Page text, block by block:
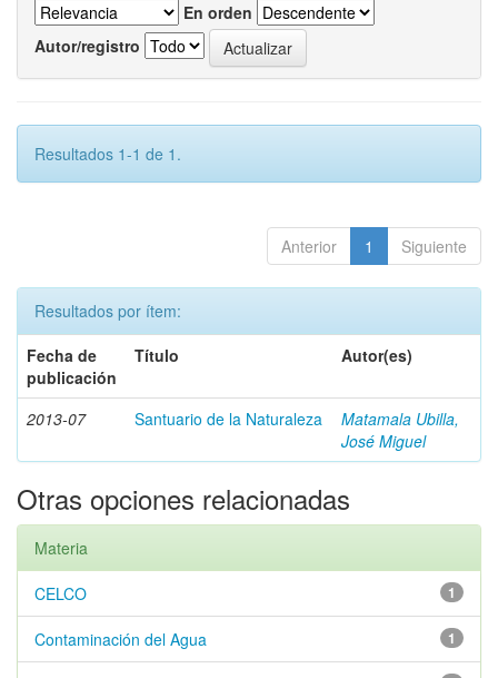
En orden
Autor/registro
Resultados 1-1 de 1.
Anterior 1 Siguiente
Resultados por ítem:
Fecha de
publicación
Título Autor(es)
2013-07 Santuario de la Naturaleza
Matamala Ubilla,
José Miguel
Otras opciones relacionadas
Materia
1
CELCO
1
Contaminación del Agua